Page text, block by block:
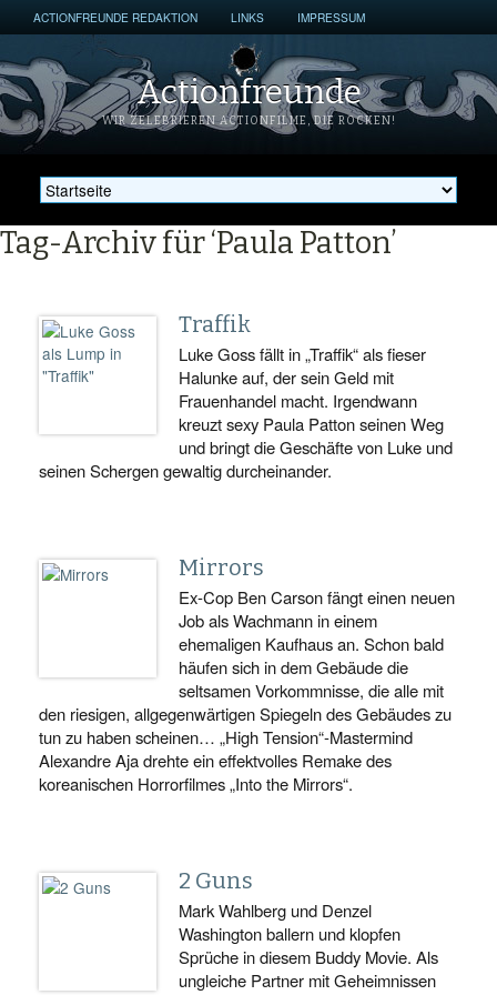
ACTIONFREUNDE REDAKTION LINKS IMPRESSUM
Actionfreunde
WIR ZELEBRIEREN ACTIONFILME, DIE ROCKEN!
Tag-Archiv für ‘Paula Patton’
Traffik
Luke Goss fällt in „Traffik“ als fieser
Halunke auf, der sein Geld mit
Frauenhandel macht. Irgendwann
kreuzt sexy Paula Patton seinen Weg
und bringt die Geschäfte von Luke und
seinen Schergen gewaltig durcheinander.
Mirrors
Ex-Cop Ben Carson fängt einen neuen
Job als Wachmann in einem
ehemaligen Kaufhaus an. Schon bald
häufen sich in dem Gebäude die
seltsamen Vorkommnisse, die alle mit
den riesigen, allgegenwärtigen Spiegeln des Gebäudes zu
tun zu haben scheinen… „High Tension“-Mastermind
Alexandre Aja drehte ein effektvolles Remake des
koreanischen Horrorfilmes „Into the Mirrors“.
2 Guns
Mark Wahlberg und Denzel
Washington ballern und klopfen
Sprüche in diesem Buddy Movie. Als
ungleiche Partner mit Geheimnissen